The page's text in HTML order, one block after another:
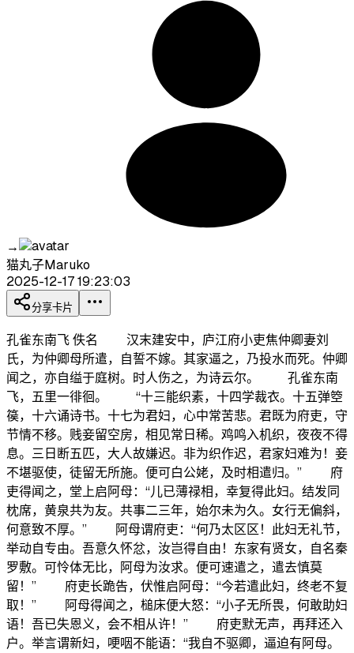
→
猫丸子Maruko
2025-12-17 19:23:03
分享卡片
孔雀东南飞 佚名 汉末建安中，庐江府小吏焦仲卿妻刘
氏，为仲卿母所遣，自誓不嫁。其家逼之，乃投水而死。仲卿
闻之，亦自缢于庭树。时人伤之，为诗云尔。 孔雀东南
飞，五里一徘徊。 “十三能织素，十四学裁衣。十五弹箜
篌，十六诵诗书。十七为君妇，心中常苦悲。君既为府吏，守
节情不移。贱妾留空房，相见常日稀。鸡鸣入机织，夜夜不得
息。三日断五匹，大人故嫌迟。非为织作迟，君家妇难为！妾
不堪驱使，徒留无所施。便可白公姥，及时相遣归。” 府
吏得闻之，堂上启阿母：“儿已薄禄相，幸复得此妇。结发同
枕席，黄泉共为友。共事二三年，始尔未为久。女行无偏斜，
何意致不厚。” 阿母谓府吏：“何乃太区区！此妇无礼节，
举动自专由。吾意久怀忿，汝岂得自由！东家有贤女，自名秦
罗敷。可怜体无比，阿母为汝求。便可速遣之，遣去慎莫
留！” 府吏长跪告，伏惟启阿母：“今若遣此妇，终老不复
取！” 阿母得闻之，槌床便大怒：“小子无所畏，何敢助妇
语！吾已失恩义，会不相从许！” 府吏默无声，再拜还入
户。举言谓新妇，哽咽不能语：“我自不驱卿，逼迫有阿母。